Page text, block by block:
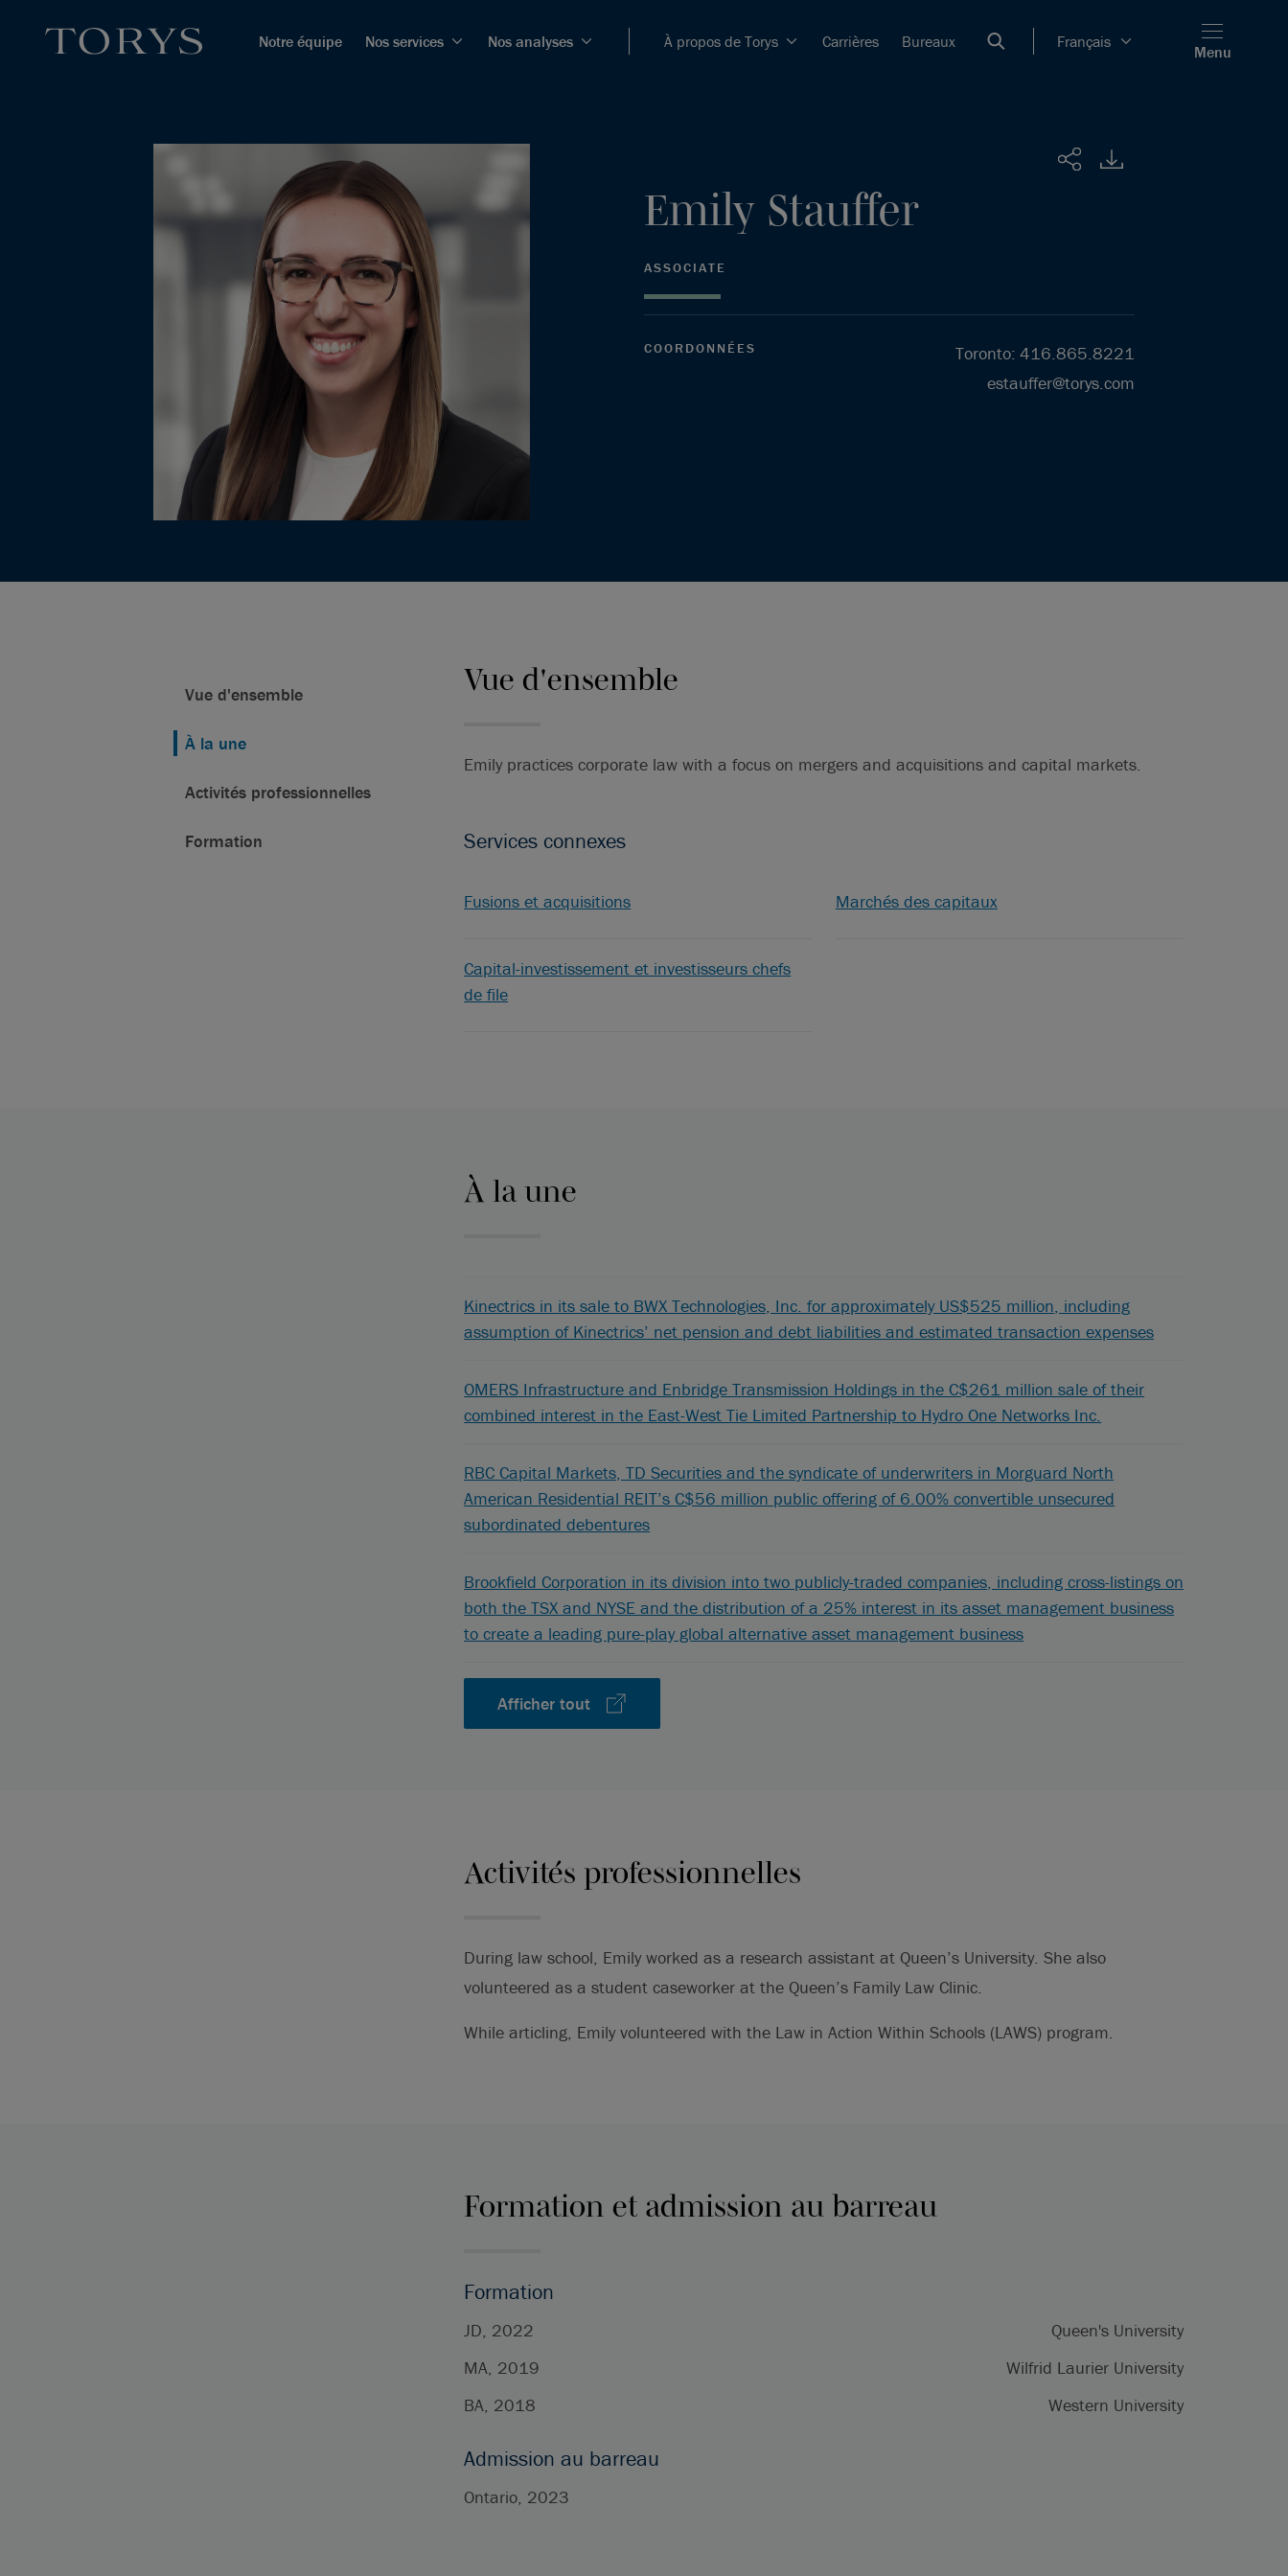
Notre équipe Nos services Nos analyses À propos de Torys Carrières Bureaux Français
Menu
Partager
Emily Stauffer
ASSOCIATE
COORDONNÉES Toronto: 416.865.8221
estauffer@torys.com
Vue d'ensemble
À la une
Activités professionnelles
Formation
Vue d'ensemble
Emily practices corporate law with a focus on mergers and acquisitions and capital markets.
Services connexes
Fusions et acquisitions Marchés des capitaux
Capital-investissement et investisseurs chefs
de file
À la une
Kinectrics in its sale to BWX Technologies, Inc. for approximately US$525 million, including
assumption of Kinectrics’ net pension and debt liabilities and estimated transaction expenses
OMERS Infrastructure and Enbridge Transmission Holdings in the C$261 million sale of their
combined interest in the East-West Tie Limited Partnership to Hydro One Networks Inc.
RBC Capital Markets, TD Securities and the syndicate of underwriters in Morguard North
American Residential REIT’s C$56 million public offering of 6.00% convertible unsecured
subordinated debentures
Brookfield Corporation in its division into two publicly-traded companies, including cross-listings on
both the TSX and NYSE and the distribution of a 25% interest in its asset management business
to create a leading pure-play global alternative asset management business
Afficher tout
Activités professionnelles
During law school, Emily worked as a research assistant at Queen’s University. She also
volunteered as a student caseworker at the Queen’s Family Law Clinic.
While articling, Emily volunteered with the Law in Action Within Schools (LAWS) program.
Formation et admission au barreau
Formation
JD, 2022
Queen's University
MA, 2019
Wilfrid Laurier University
BA, 2018
Western University
Admission au barreau
Ontario, 2023